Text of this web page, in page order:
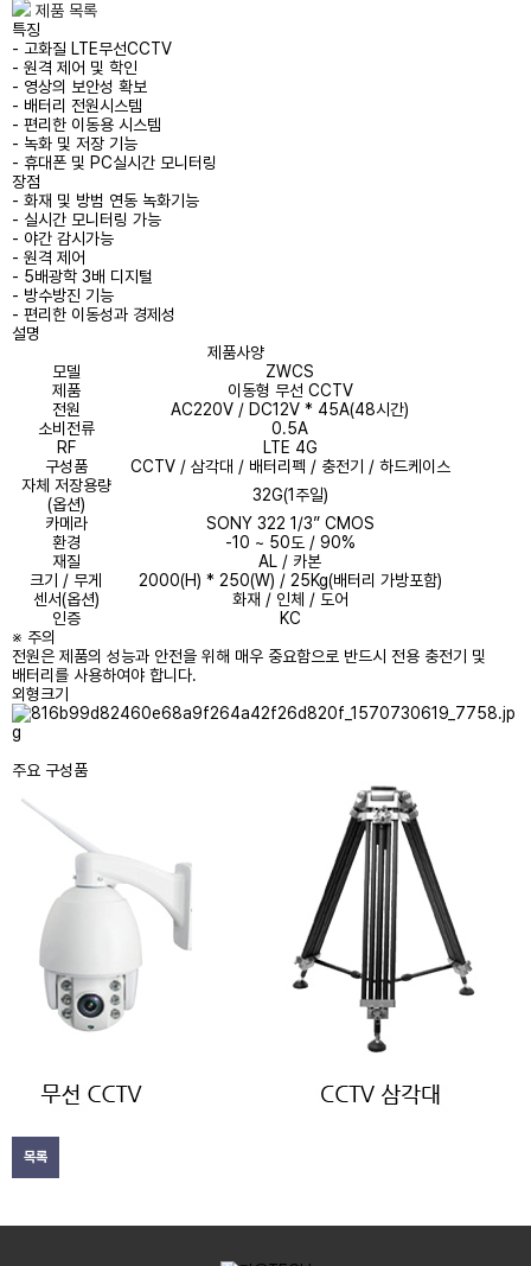
제품 목록
특징
- 고화질 LTE무선CCTV
- 원격 제어 및 학인
- 영상의 보안성 확보
- 배터리 전원시스템
- 편리한 이동용 시스템
- 녹화 및 저장 기능
- 휴대폰 및 PC실시간 모니터링
장점
- 화재 및 방범 연동 녹화기능
- 실시간 모니터링 가능
- 야간 감시가능
- 원격 제어
- 5배광학 3배 디지털
- 방수방진 기능
- 편리한 이동성과 경제성
설명
제품사양
모델
ZWCS
제품
이동형 무선 CCTV
전원
AC220V / DC12V * 45A(48시간)
소비전류
0.5A
RF
LTE 4G
구성품
CCTV / 삼각대 / 배터리펙 / 충전기 / 하드케이스
자체 저장용량
(옵션)
32G(1주일)
카메라
SONY 322 1/3” CMOS
환경
-10 ~ 50도 / 90%
재질
AL / 카본
크기 / 무게
2000(H) * 250(W) / 25Kg(배터리 가방포함)
센서(옵션)
화재 / 인체 / 도어
인증
KC
※ 주의
전원은 제품의 성능과 안전을 위해 매우 중요함으로 반드시 전용 충전기 및
배터리를 사용하여야 합니다.
외형크기
주요 구성품
목록